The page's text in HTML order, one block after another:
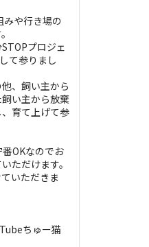
や行き場の
プロジェ
て参りまし
、飼い主から
い主から放棄
育て上げて参
OKなのでお
ただけます。
いただきま
ちゅー猫